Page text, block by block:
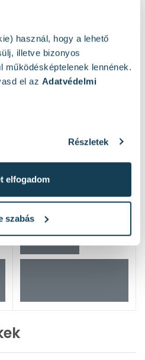
használ, hogy a lehető
illetve bizonyos
működésképtelenek lennének.
el az Adatvédelmi
Részletek
elfogadom
szabás